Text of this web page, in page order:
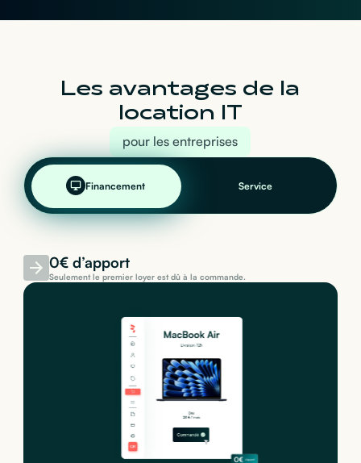
Les avantages de la
location IT
pour les entreprises
Financement Service
0€ d’apport
Seulement le premier loyer est dû à la commande.